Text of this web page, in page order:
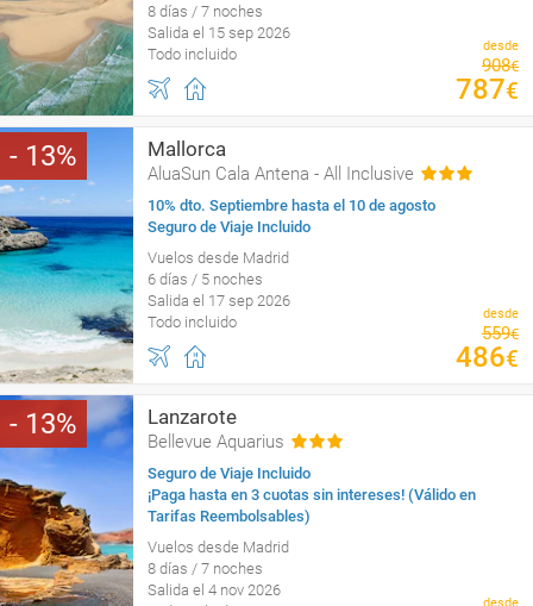
8 días / 7 noches
Salida el 15 sep 2026
Todo incluido
desde
908€
787€
13 Mallorca
AluaSun Cala Antena - All Inclusive
10% dto. Septiembre hasta el 10 de agosto
Seguro de Viaje Incluido
Vuelos desde Madrid
6 días / 5 noches
Salida el 17 sep 2026
Todo incluido
desde
559€
486€
13 Lanzarote
Bellevue Aquarius
Seguro de Viaje Incluido
¡Paga hasta en 3 cuotas sin intereses! (Válido en
Tarifas Reembolsables)
Vuelos desde Madrid
8 días / 7 noches
Salida el 4 nov 2026